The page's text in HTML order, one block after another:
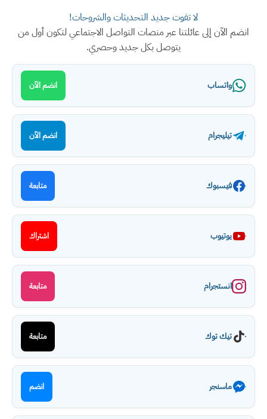
لا تفوت جديد التحديثات والشروحات!
انضم الآن إلى عائلتنا عبر منصات التواصل الاجتماعي لتكون أول من
يتوصل بكل جديد وحصري.
واتساب انضم الآن
تيليجرام انضم الآن
فيسبوك متابعة
يوتيوب اشتراك
انستجرام متابعة
تيك توك متابعة
ماسنجر انضم